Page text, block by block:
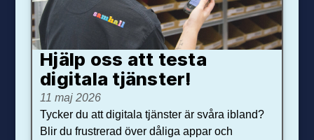
Hjälp oss att testa
digitala tjänster!
11 maj 2026
Tycker du att digitala tjänster är svåra ibland?
Blir du frustrerad över dåliga appar och